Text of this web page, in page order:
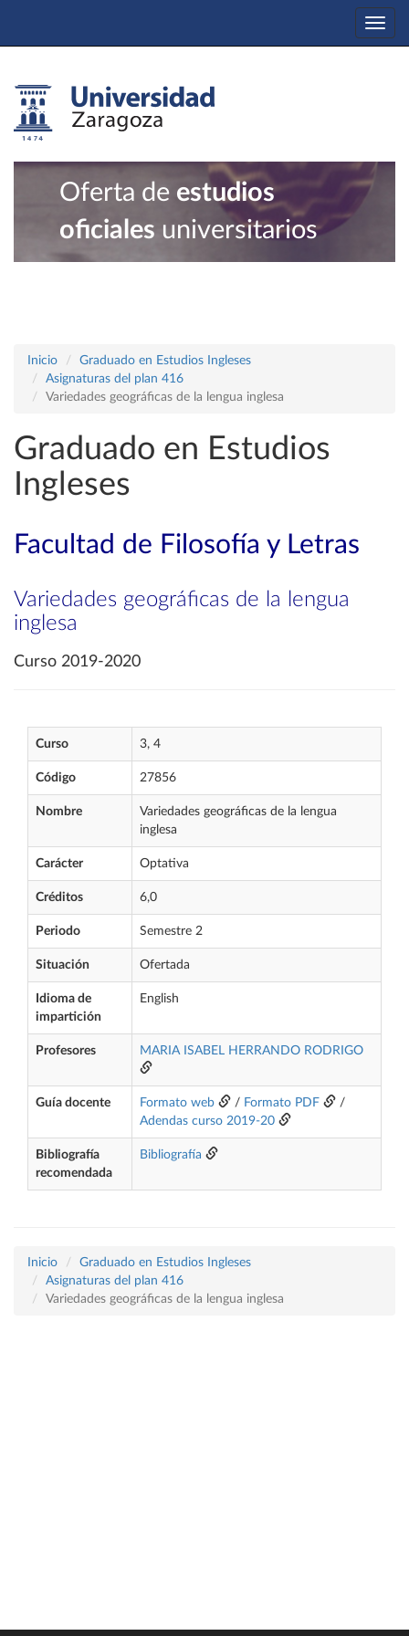
Oferta de estudios
oficiales universitarios
Inicio
Graduado en Estudios Ingleses
Asignaturas del plan 416
Variedades geográficas de la lengua inglesa
Graduado en Estudios
Ingleses
Facultad de Filosofía y Letras
Variedades geográficas de la lengua
inglesa
Curso 2019-2020
Curso 3, 4
Código 27856
Nombre
Variedades geográficas de la lengua
inglesa
Carácter Optativa
Créditos 6,0
Periodo Semestre 2
Situación Ofertada
Idioma de
impartición
English
Profesores MARIA ISABEL HERRANDO RODRIGO
Guía docente Formato web / Formato PDF
/
Adendas curso 2019-20
Bibliografía
recomendada
Bibliografía
Inicio
Graduado en Estudios Ingleses
Asignaturas del plan 416
Variedades geográficas de la lengua inglesa